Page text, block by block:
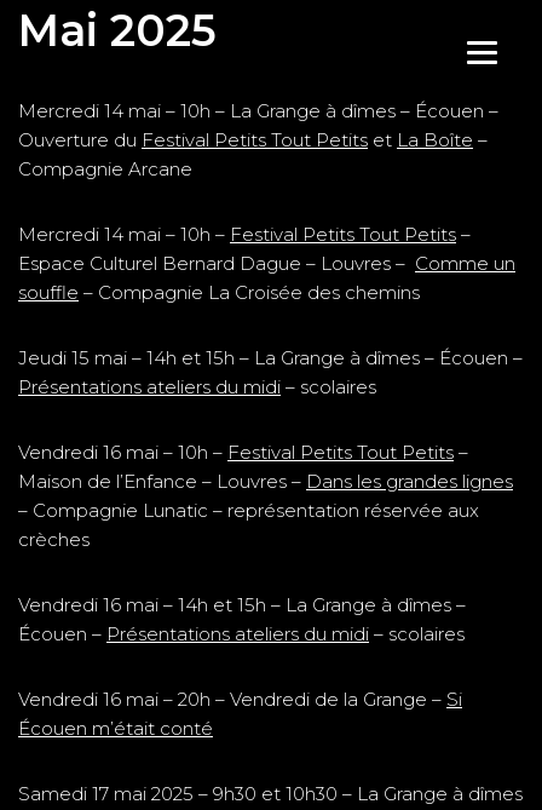
contenu
Mai 2025
Mercredi 14 mai – 10h – La Grange à dîmes – Écouen –
Ouverture du Festival Petits Tout Petits et La Boîte –
Compagnie Arcane
Mercredi 14 mai – 10h – Festival Petits Tout Petits –
Espace Culturel Bernard Dague – Louvres – Comme un
souffle – Compagnie La Croisée des chemins
Jeudi 15 mai – 14h et 15h – La Grange à dîmes – Écouen –
Présentations ateliers du midi – scolaires
Vendredi 16 mai – 10h – Festival Petits Tout Petits –
Maison de l’Enfance – Louvres – Dans les grandes lignes
– Compagnie Lunatic – représentation réservée aux
crèches
Vendredi 16 mai – 14h et 15h – La Grange à dîmes –
Écouen – Présentations ateliers du midi – scolaires
Vendredi 16 mai – 20h – Vendredi de la Grange – Si
Écouen m’était conté
Samedi 17 mai 2025 – 9h30 et 10h30 – La Grange à dîmes